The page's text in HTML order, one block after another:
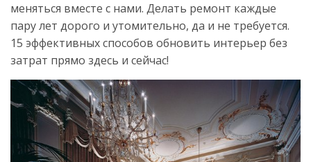
меняться вместе с нами. Делать ремонт каждые
пару лет дорого и утомительно, да и не требуется.
15 эффективных способов обновить интерьер без
затрат прямо здесь и сейчас!